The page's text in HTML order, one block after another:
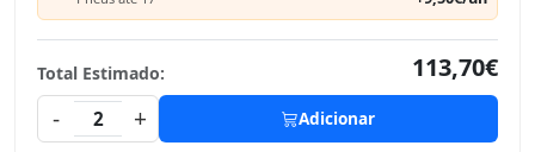
Total Estimado:
113,70€
-
2 + Adicionar